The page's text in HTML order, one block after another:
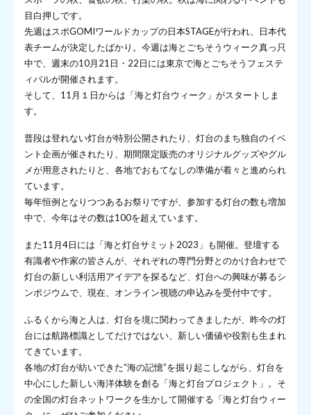
目白押しです。
先週はスポGOMIワールドカップの日本STAGEが行われ、日本代
表チームが決定したばかり。今週は海とごちそうウィーク真っ只
中で、週末の10月21日・22日には東京で海とごちそうフェステ
ィバルが開催されます。
そして、11月１日からは「海と灯台ウィーク」がスタートしま
す。
普段は登れない灯台が特別公開されたり、灯台のまち独自のイベ
ント企画が催されたり、期間限定販売のオリジナルグッズやグル
メが用意されたりと、各地でおもてなしの準備が着々と進められ
ています。
毎年恒例となりつつあるお祭りですが、参加する灯台の数も増加
中で、今年はその数は100を超えています。
また11月4日には「海と灯台サミット2023」も開催。登壇する
有識者や作家の皆さんが、それぞれの専門分野とのかけ合わせで
灯台の新しい利活用アイデアを探るなど、灯台への興味が募るシ
ンポジウムで、現在、オンライン視聴の申込みを受付中です。
ふるくから海と人は、灯台を境に関わってきましたが、昨今の灯
台には航路標識としてだけではない、新しい価値や役割も生まれ
てきています。
各地の灯台が紡いできた“海の記憶”を掘り起こしながら、灯台を
中心にした新しい海洋体験を創る「海と灯台プロジェクト」。そ
の全国の灯台ネットワークを生かして開催する「海と灯台ウィー